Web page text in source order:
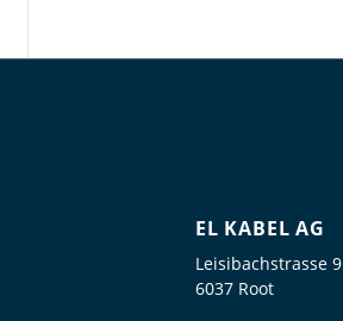
EL KABEL AG
Leisibachstrasse 9
6037 Root